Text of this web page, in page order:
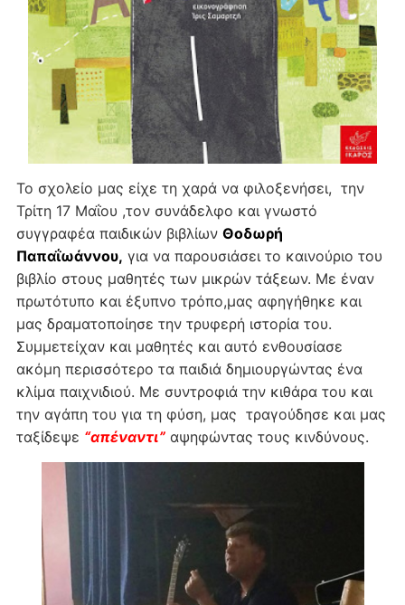
Το σχολείο μας είχε τη χαρά να φιλοξενήσει, την
Τρίτη 17 Μαΐου ,τον συνάδελφο και γνωστό
συγγραφέα παιδικών βιβλίων Θοδωρή
Παπαΐωάννου, για να παρουσιάσει το καινούριο του
βιβλίο στους μαθητές των μικρών τάξεων. Με έναν
πρωτότυπο και έξυπνο τρόπο,μας αφηγήθηκε και
μας δραματοποίησε την τρυφερή ιστορία του.
Συμμετείχαν και μαθητές και αυτό ενθουσίασε
ακόμη περισσότερο τα παιδιά δημιουργώντας ένα
κλίμα παιχνιδιού. Με συντροφιά την κιθάρα του και
την αγάπη του για τη φύση, μας τραγούδησε και μας
ταξίδεψε “απέναντι” αψηφώντας τους κινδύνους.